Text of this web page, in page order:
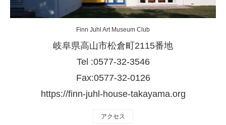
Finn Juhl Art Museum Club
岐阜県高山市松倉町2115番地
Tel :0577-32-3546
Fax:0577-32-0126
https://finn-juhl-house-takayama.org
アクセス